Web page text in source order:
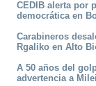
CEDIB alerta por
democrática en
Carabineros
Rgaliko en Alto
A 50 años del
advertencia a